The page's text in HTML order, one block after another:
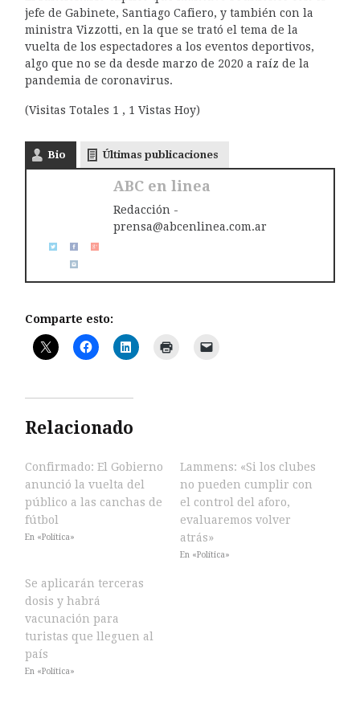
jefe de Gabinete, Santiago Cafiero, y también con la
ministra Vizzotti, en la que se trató el tema de la
vuelta de los espectadores a los eventos deportivos,
algo que no se da desde marzo de 2020 a raíz de la
pandemia de coronavirus.
(Visitas Totales 1 , 1 Vistas Hoy)
Bio Últimas publicaciones
ABC en linea
Redacción -
prensa@abcenlinea.com.ar
Comparte esto:
Relacionado
Confirmado: El Gobierno
anunció la vuelta del
público a las canchas de
fútbol
En «Política»
Lammens: «Si los clubes
no pueden cumplir con
el control del aforo,
evaluaremos volver
atrás»
En «Política»
Se aplicarán terceras
dosis y habrá
vacunación para
turistas que lleguen al
país
En «Política»